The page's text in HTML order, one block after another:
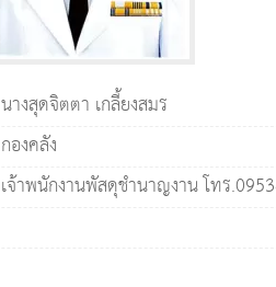
นางสุดจิตตา เกลี้ยงสมร
กองคลัง
เจ้าพนักงานพัสดุชำนาญงาน โทร